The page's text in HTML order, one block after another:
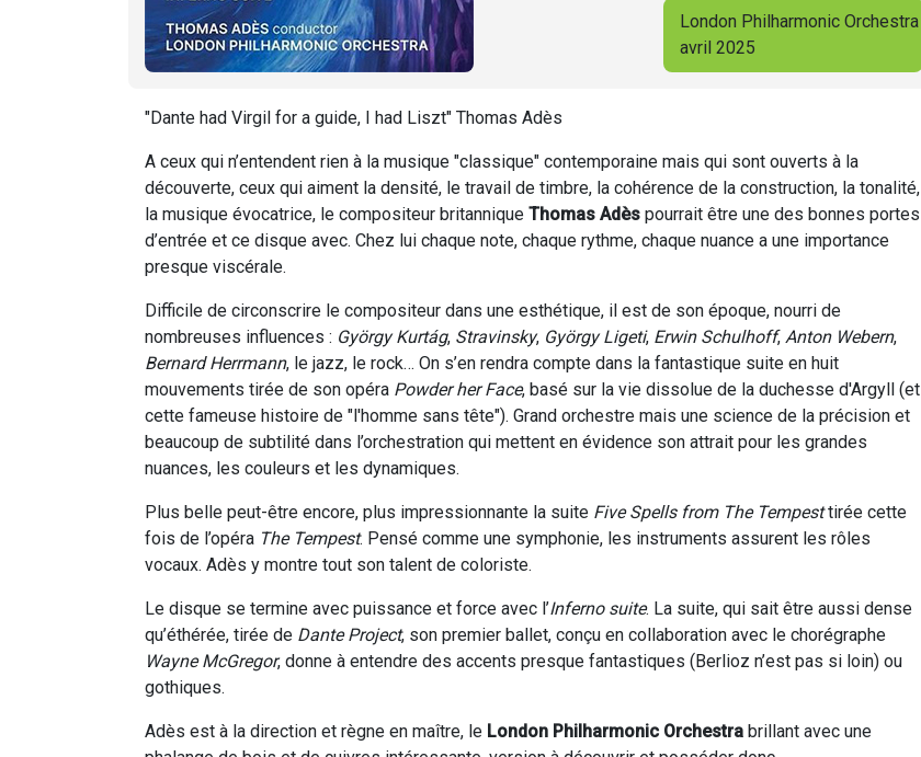
London Philharmonic Orchestra
avril 2025
"Dante had Virgil for a guide, I had Liszt" Thomas Adès
A ceux qui n’entendent rien à la musique "classique" contemporaine mais qui sont ouverts à la
découverte, ceux qui aiment la densité, le travail de timbre, la cohérence de la construction, la tonalité,
la musique évocatrice, le compositeur britannique Thomas Adès pourrait être une des bonnes portes
d’entrée et ce disque avec. Chez lui chaque note, chaque rythme, chaque nuance a une importance
presque viscérale.
Difficile de circonscrire le compositeur dans une esthétique, il est de son époque, nourri de
nombreuses influences : György Kurtág, Stravinsky, György Ligeti, Erwin Schulhoff, Anton Webern,
Bernard Herrmann, le jazz, le rock… On s’en rendra compte dans la fantastique suite en huit
mouvements tirée de son opéra Powder her Face, basé sur la vie dissolue de la duchesse d'Argyll (et
cette fameuse histoire de "l'homme sans tête"). Grand orchestre mais une science de la précision et
beaucoup de subtilité dans l’orchestration qui mettent en évidence son attrait pour les grandes
nuances, les couleurs et les dynamiques.
Plus belle peut-être encore, plus impressionnante la suite Five Spells from The Tempesttirée cette
fois de l’opéra The Tempest. Pensé comme une symphonie, les instruments assurent les rôles
vocaux. Adès y montre tout son talent de coloriste.
Le disque se termine avec puissance et force avec l’Inferno suite. La suite, qui sait être aussi dense
qu’éthérée, tirée de Dante Project, son premier ballet, conçu en collaboration avec le chorégraphe
Wayne McGregor, donne à entendre des accents presque fantastiques (Berlioz n’est pas si loin) ou
gothiques.
Adès est à la direction et règne en maître, le London Philharmonic Orchestra brillant avec une